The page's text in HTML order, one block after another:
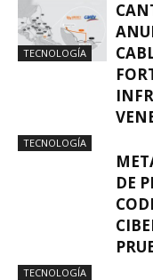
TECNOLOGÍA
TECNOLOGÍA
DE
TECNOLOGÍA